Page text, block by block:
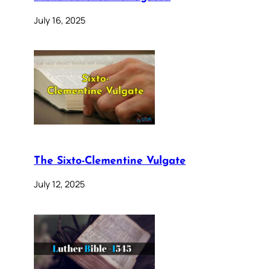
July 16, 2025
The Sixto-Clementine Vulgate
July 12, 2025